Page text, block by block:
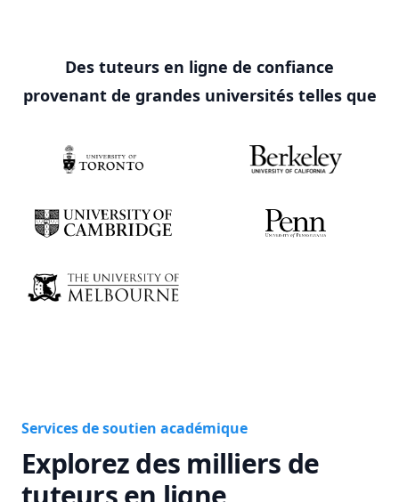
Des tuteurs en ligne de confiance
provenant de grandes universités telles que
Services de soutien académique
Explorez des milliers de